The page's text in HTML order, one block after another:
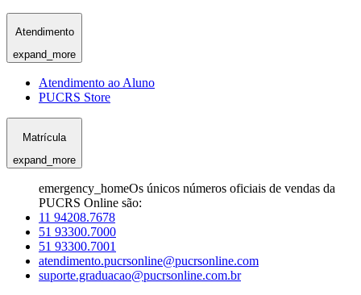
Atendimento
expand_more
Atendimento ao Aluno
PUCRS Store
Matrícula
expand_more
emergency_homeOs únicos números oficiais de vendas da
PUCRS Online são:
11 94208.7678
51 93300.7000
51 93300.7001
atendimento.pucrsonline@pucrsonline.com
suporte.graduacao@pucrsonline.com.br